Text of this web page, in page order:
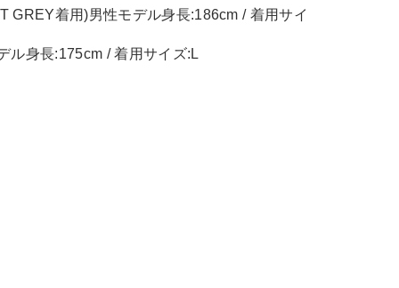
GREY着用)男性モデル身長:186cm / 着用サイ
ル身長:175cm / 着用サイズ:L